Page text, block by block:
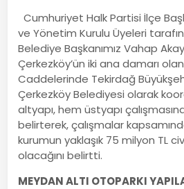
Cumhuriyet Halk Partisi İlçe
ve Yönetim Kurulu Üyeleri
Belediye Başkanımız Vahap Akay,
Çerkezköy’ün iki ana damarı
Caddelerinde Tekirdağ
Çerkezköy Belediyesi olarak
altyapı, hem üstyapı
belirterek, çalışmalar
kurumun yaklaşık 75 milyon TL
olacağını belirtti.
MEYDAN ALTI OTOPARKI